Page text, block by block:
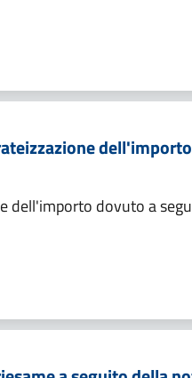
dell'importo dovuto a